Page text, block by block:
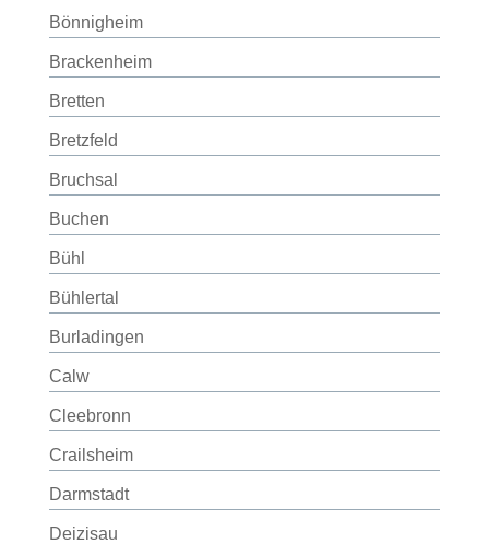
Bönnigheim
Brackenheim
Bretten
Bretzfeld
Bruchsal
Buchen
Bühl
Bühlertal
Burladingen
Calw
Cleebronn
Crailsheim
Darmstadt
Deizisau